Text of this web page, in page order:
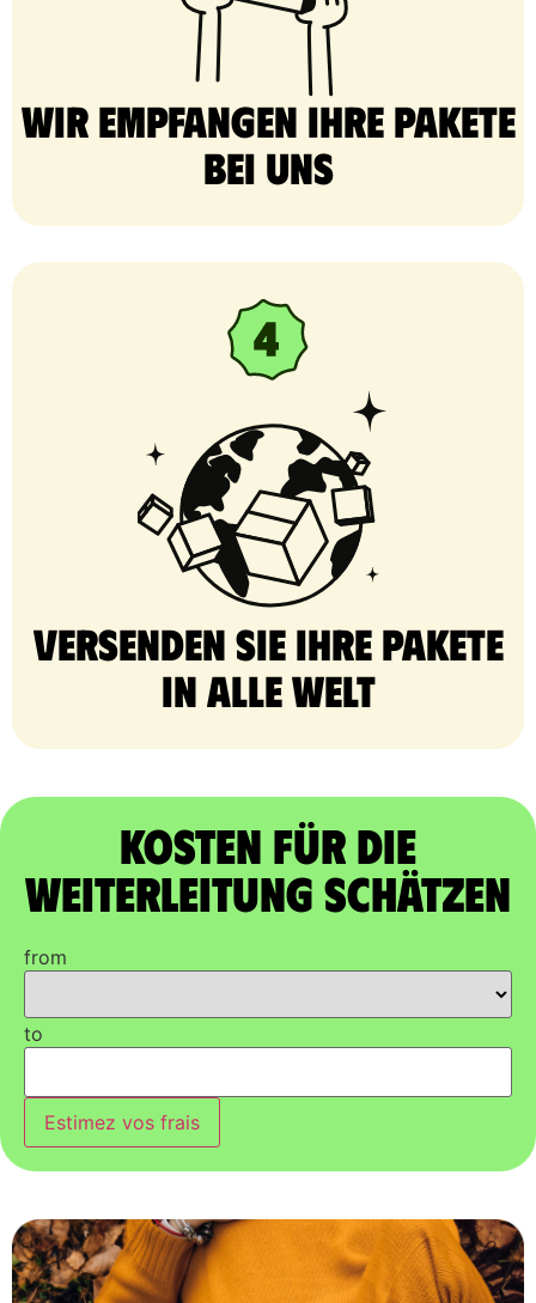
Wir empfangen Ihre Pakete
bei uns
Versenden Sie Ihre Pakete
in alle Welt
Kosten für die
Weiterleitung schätzen
from
to
Estimez vos frais